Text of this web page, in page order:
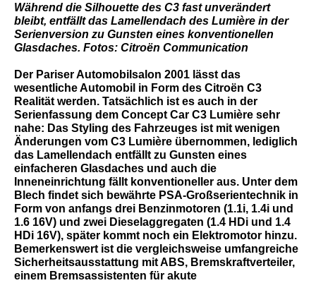
Während die Silhouette des C3 fast unverändert
bleibt, entfällt das Lamellendach des Lumière in der
Serienversion zu Gunsten eines konventionellen
Glasdaches. Fotos: Citroën Communication
Der Pariser Automobilsalon 2001 lässt das
wesentliche Automobil in Form des Citroën C3
Realität werden. Tatsächlich ist es auch in der
Serienfassung dem Concept Car C3 Lumière sehr
nahe: Das Styling des Fahrzeuges ist mit wenigen
Änderungen vom C3 Lumière übernommen, lediglich
das Lamellendach entfällt zu Gunsten eines
einfacheren Glasdaches und auch die
Inneneinrichtung fällt konventioneller aus. Unter dem
Blech findet sich bewährte PSA-Großserientechnik in
Form von anfangs drei Benzinmotoren (1.1i, 1.4i und
1.6 16V) und zwei Dieselaggregaten (1.4 HDi und 1.4
HDi 16V), später kommt noch ein Elektromotor hinzu.
Bemerkenswert ist die vergleichsweise umfangreiche
Sicherheitsausstattung mit ABS, Bremskraftverteiler,
einem Bremsassistenten für akute